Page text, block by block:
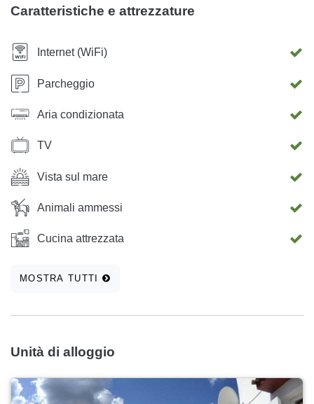
Caratteristiche e attrezzature
Internet (WiFi)
Parcheggio
Aria condizionata
TV
Vista sul mare
Animali ammessi
Cucina attrezzata
MOSTRA TUTTI
Unità di alloggio